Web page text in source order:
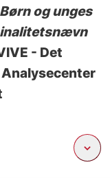
Børn og unges
- Det